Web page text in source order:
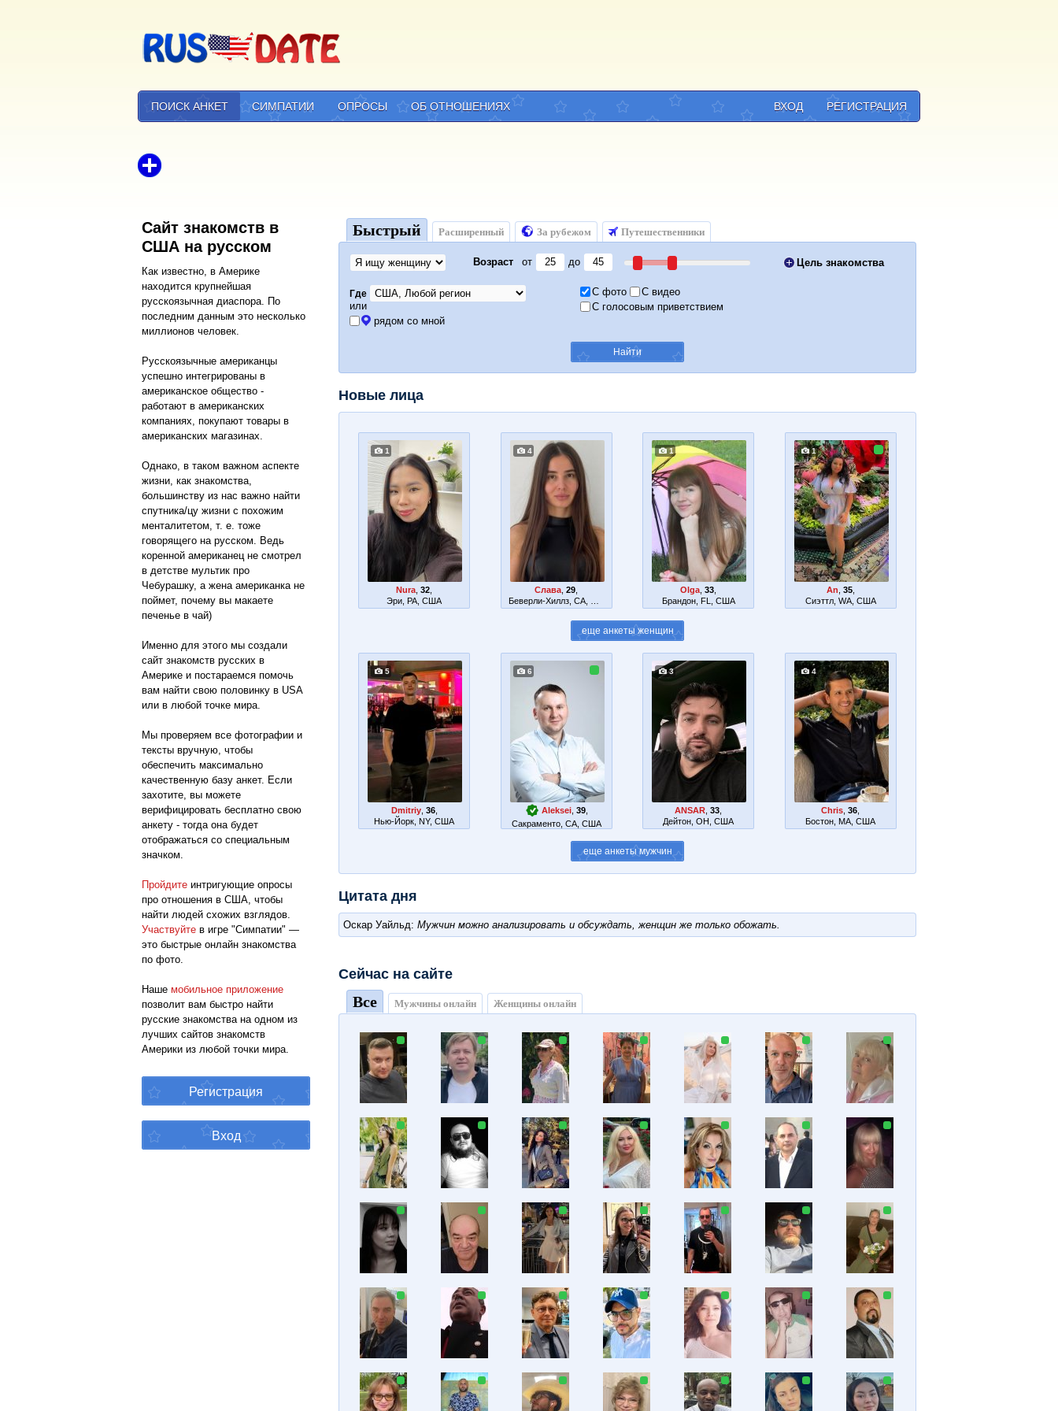
ПОИСК АНКЕТ СИМПАТИИ ОПРОСЫ ОБ ОТНОШЕНИЯХ РЕГИСТРАЦИЯ
ВХОД
Сайт знакомств в
США на русском
Как известно, в Америке
находится крупнейшая
русскоязычная диаспора. По
последним данным это несколько
миллионов человек.
Русскоязычные американцы
успешно интегрированы в
американское общество -
работают в американских
компаниях, покупают товары в
американских магазинах.
Однако, в таком важном аспекте
жизни, как знакомства,
большинству из нас важно найти
спутника/цу жизни с похожим
менталитетом, т. е. тоже
говорящего на русском. Ведь
коренной американец не смотрел
в детстве мультик про
Чебурашку, а жена американка не
поймет, почему вы макаете
печенье в чай)
Именно для этого мы создали
сайт знакомств русских в
Америке и постараемся помочь
вам найти свою половинку в USA
или в любой точке мира.
Мы проверяем все фотографии и
тексты вручную, чтобы
обеспечить максимально
качественную базу анкет. Если
захотите, вы можете
верифицировать бесплатно свою
анкету - тогда она будет
отображаться со специальным
значком.
Пройдите интригующие опросы
про отношения в США, чтобы
найти людей схожих взглядов.
Участвуйте в игре "Симпатии" —
это быстрые онлайн знакомства
по фото.
Наше мобильное приложение
позволит вам быстро найти
русские знакомства на одном из
лучших сайтов знакомств
Америки из любой точки мира.
Быстрый Расширенный За рубежом Путешественники
Возраст от до Цель знакомства
Где С фото
С видео
С голосовым приветствием
или
рядом со мной
Новые лица
1
Nura ,32
Эри, PA, США
4
Слава ,29
1
Olga ,33
Брандон, FL, США
1
An 35,
Сиэттл, WA, США
5
Dmitriy, 36,
Нью-Йорк, NY, США
6
Aleksei, 39,
Сакраменто, CA, США
3
ANSAR ,33
Дейтон, OH, США
4
Chris ,36
Бостон, MA, США
Цитата дня
Оскар Уайльд: Мужчин можно анализировать и обсуждать, женщин же только обожать.
Сейчас на сайте
Все Мужчины онлайн Женщины онлайн